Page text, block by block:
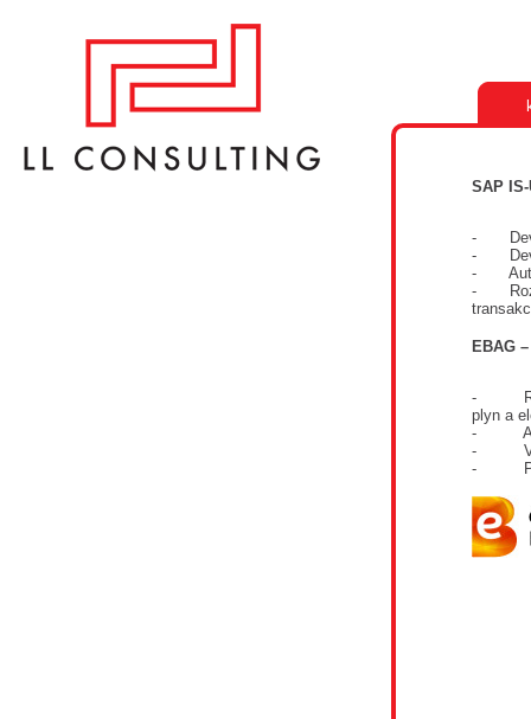
SAP
-
-
-
-
EBAG
-
plyn a
-
-
-